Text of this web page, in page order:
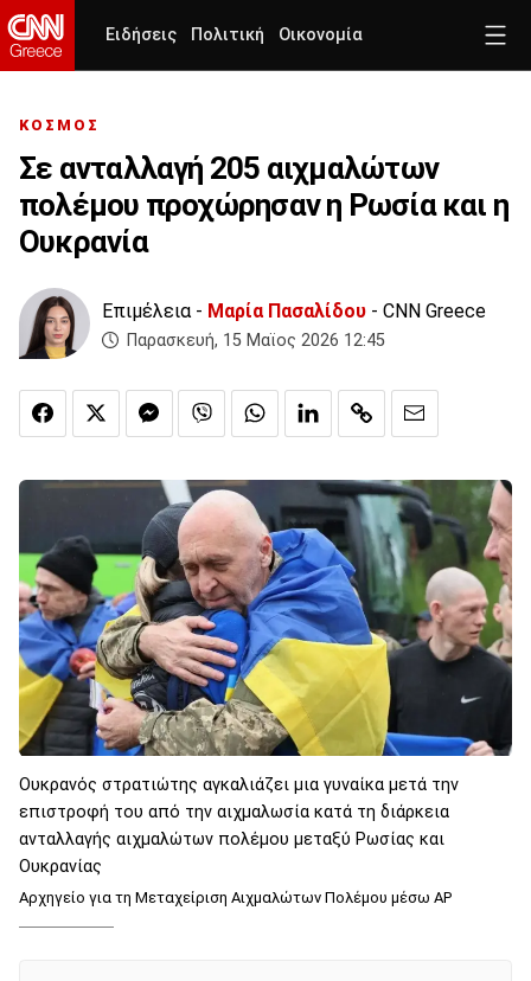
Ειδήσεις Πολιτική Οικονομία
ΚΟΣΜΟΣ
Σε ανταλλαγή 205 αιχμαλώτων
πολέμου προχώρησαν η Ρωσία και η
Ουκρανία
Επιμέλεια - Μαρία Πασαλίδου - CNN Greece
Παρασκευή, 15 Μαϊος 2026 12:45
Ουκρανός στρατιώτης αγκαλιάζει μια γυναίκα μετά την
επιστροφή του από την αιχμαλωσία κατά τη διάρκεια
ανταλλαγής αιχμαλώτων πολέμου μεταξύ Ρωσίας και
Ουκρανίας
Αρχηγείο για τη Μεταχείριση Αιχμαλώτων Πολέμου μέσω AP